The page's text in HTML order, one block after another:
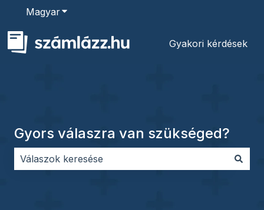
MagyarAlmenü megjelenítése fordításokhoz
Gyakori kérdések
Gyors válaszra van szükséged?